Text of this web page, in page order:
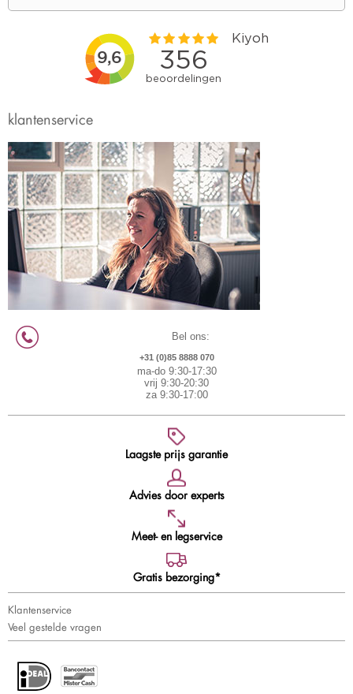
klantenservice
Bel ons:
+31 (0)85 8888 070
ma-do 9:30-17:30
vrij 9:30-20:30
za 9:30-17:00
Laagste prijs garantie
Advies door experts
Meet- en legservice
Gratis bezorging*
Klantenservice
Veel gestelde vragen